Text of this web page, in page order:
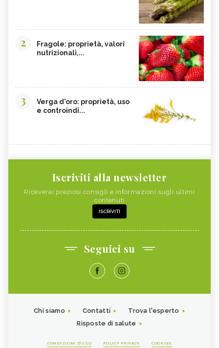
2
Fragole: proprietà, valori
nutrizionali,...
3
Verga d'oro: proprietà, uso
e controindi...
Iscriviti alla newsletter
Riceverai preziosi consigli e informazioni sugli ultimi
contenuti
ISCRIVITI
Seguici su
Chi siamo Contatti
Trova l'esperto
Risposte di salute
CONDIZIONI D'USO POLICY PRIVACY COOKIES